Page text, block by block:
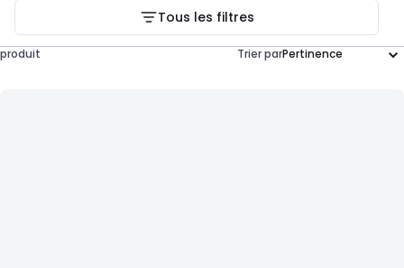
Tous les filtres
produit Trier par